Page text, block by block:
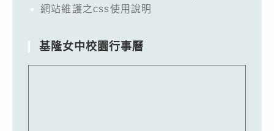
網站維護之css使用說明
基隆女中校園行事曆